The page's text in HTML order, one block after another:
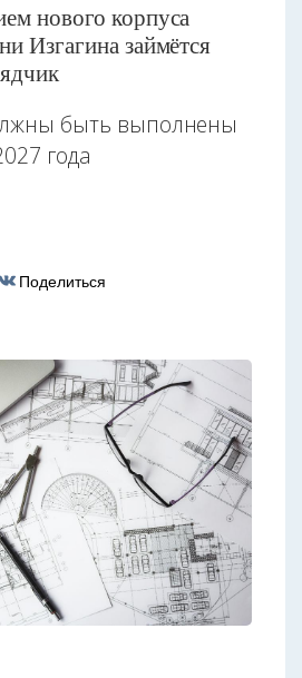
нового корпуса
Изгагина займётся
быть выполнены
года
Поделиться